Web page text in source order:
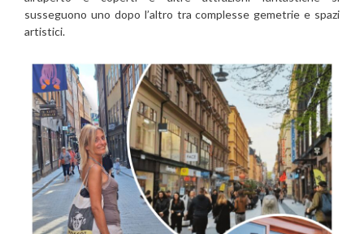
susseguono uno dopo l’altro tra complesse gemetrie e spazi
artistici.